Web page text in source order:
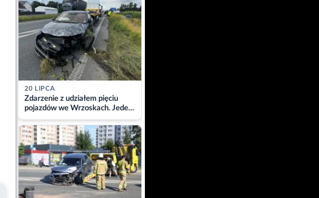
20 LIPCA
Zdarzenie z udziałem pięciu
pojazdów we Wrzoskach. Jeden
z kierowców zabrany w
kajdankach